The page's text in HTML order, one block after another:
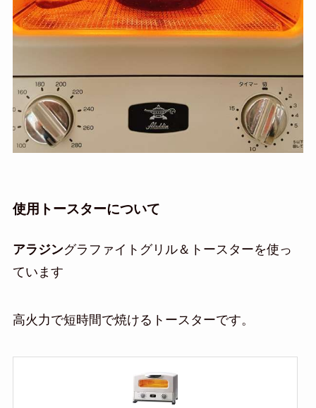
使用トースターについて
アラジングラファイトグリル＆トースターを使っ
ています
高火力で短時間で焼けるトースターです。